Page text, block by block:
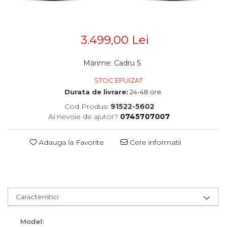
Camere
Furci fixe
Ghidoane și atașabile
Jante
Lanțuri
Suporți și portbagaje auto
3.499,00 Lei
Mărime: Cadru S
STOC EPUIZAT
Durata de livrare: 24-48 ore
Cod Produs: 91522-5602
Ai nevoie de ajutor? 0745707007
Adauga la Favorite Cere informatii
Caracteristici
Model: